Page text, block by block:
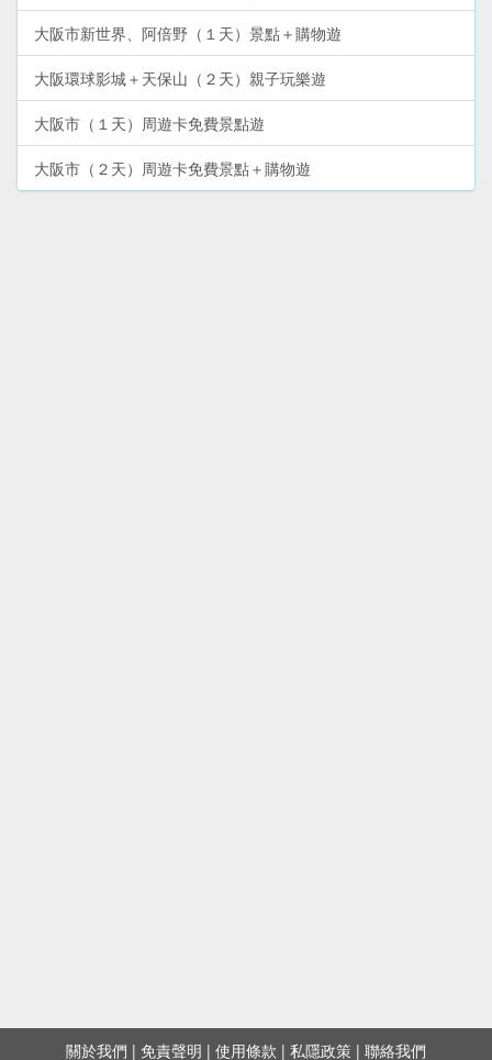
大阪市新世界、阿倍野（１天）景點＋購物遊
大阪環球影城＋天保山（２天）親子玩樂遊
大阪市（１天）周遊卡免費景點遊
大阪市（２天）周遊卡免費景點＋購物遊
關於我們 | 免責聲明 | 使用條款 | 私隱政策 | 聯絡我們